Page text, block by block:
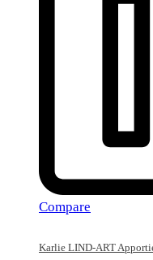
Compare
Karlie LIND-ART